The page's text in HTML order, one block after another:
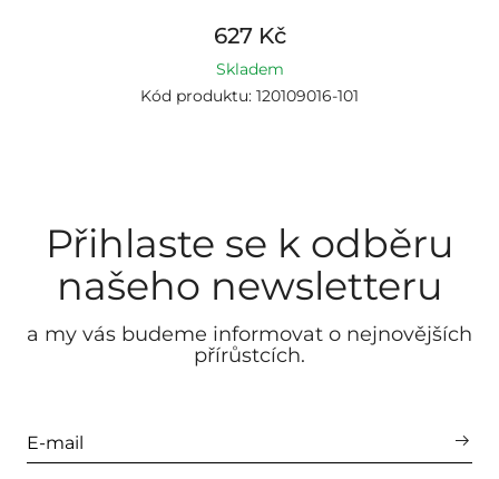
627 Kč
Skladem
Kód produktu: 120109016-101
Přihlaste se k odběru
našeho newsletteru
a my vás budeme informovat o nejnovějších
přírůstcích.